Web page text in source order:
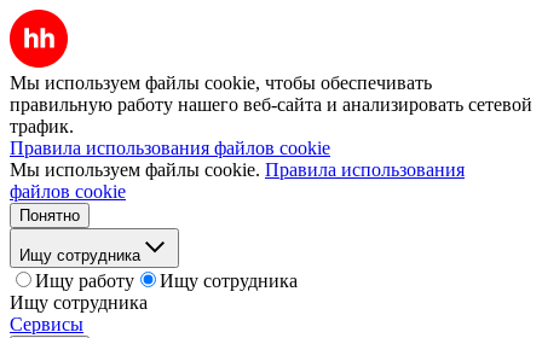
Мы используем файлы cookie, чтобы обеспечивать
правильную работу нашего веб-сайта и анализировать сетевой
трафик.
Правила использования файлов cookie
Мы используем файлы cookie. Правила использования
файлов cookie
Понятно
Ищу сотрудника
Ищу работу
Ищу сотрудника
Ищу сотрудника
Сервисы